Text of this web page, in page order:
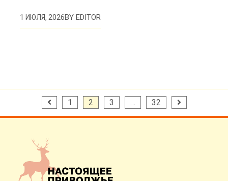
1 ИЮЛЯ, 2026BYEDITOR
Пагинация
записей
1 2 3 … 32